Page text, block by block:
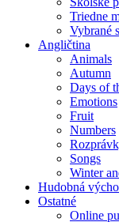
Triedne
Vybrané
Angličtina
Animals
Autumn
Days of
Emotions
Fruit
Numbers
Songs
Winter
Hudobná
Ostatné
Online